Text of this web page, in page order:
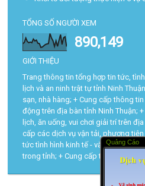
Quảng Cáo
TỔNG SỐ NGƯỜI XEM
890,149
GIỚI THIỆU
Trang thông tin tổng hợp tin tức,
lịch và an ninh trật tự tỉnh Ninh
sạn, nhà hàng; + Cung cấp thông
động trên địa bàn tỉnh Ninh Thuận;
lịch, ăn uống, vui chơi giải trí trên
cấp các dịch vụ vận tải, phương
tức tình hình kinh tế - văn hóa - du
trong tỉnh; + Cung cấp tra cứu các